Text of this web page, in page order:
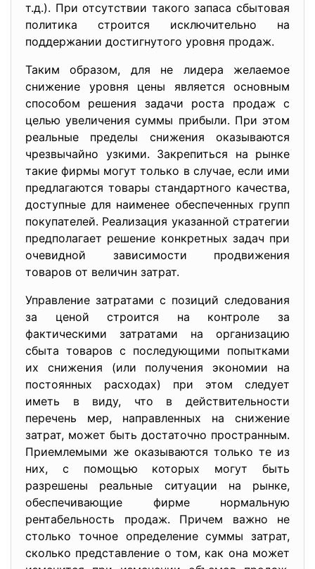
т.д.). При отсутствии такого запаса сбытовая
политика строится исключительно на
поддержании достигнутого уровня продаж.
Таким образом, для не лидера желаемое
снижение уровня цены является основным
способом решения задачи роста продаж с
целью увеличения суммы прибыли. При этом
реальные пределы снижения оказываются
чрезвычайно узкими. Закрепиться на рынке
такие фирмы могут только в случае, если ими
предлагаются товары стандартного качества,
доступные для наименее обеспеченных групп
покупателей. Реализация указанной стратегии
предполагает решение конкретных задач при
очевидной зависимости продвижения
товаров от величин затрат.
Управление затратами с позиций следования
за ценой строится на контроле за
фактическими затратами на организацию
сбыта товаров с последующими попытками
их снижения (или получения экономии на
постоянных расходах) при этом следует
иметь в виду, что в действительности
перечень мер, направленных на снижение
затрат, может быть достаточно пространным.
Приемлемыми же оказываются только те из
них, с помощью которых могут быть
разрешены реальные ситуации на рынке,
обеспечивающие фирме нормальную
рентабельность продаж. Причем важно не
столько точное определение суммы затрат,
сколько представление о том, как она может